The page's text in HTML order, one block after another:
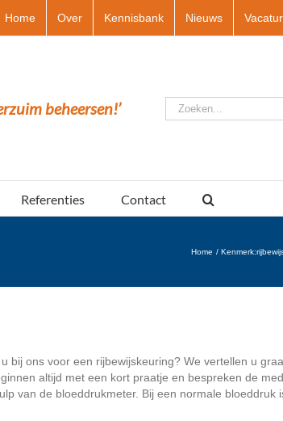
Home Over Kennisbank Nieuws
beheersen!’
Zoeken
naar:
Referenties Contact
Home Kenmerk:
bij ons voor een rijbewijskeuring? We vertellen u
altijd met een kort praatje en bespreken de
van de bloeddrukmeter. Bij een normale bloeddruk